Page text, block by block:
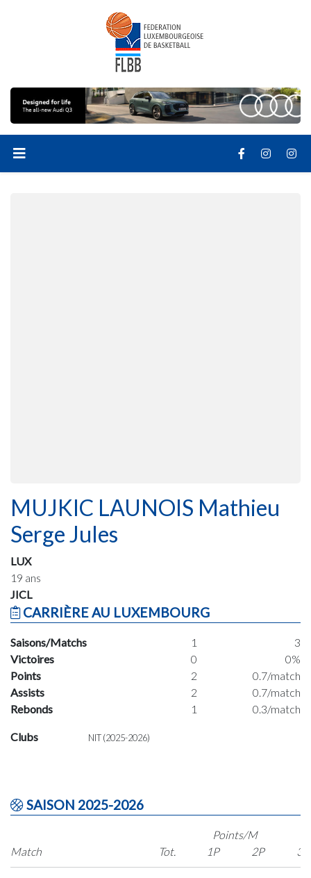
MUJKIC LAUNOIS Mathieu
Serge Jules
LUX
19 ans
JICL
CARRIÈRE AU LUXEMBOURG
Saisons/Matchs 1
3
Victoires
0
0%
Points
2
0.7/match
Assists
2
0.7/match
Rebonds
1 0.3/match
Clubs NIT (2025-2026)
SAISON 2025-2026
Match
Points/M
Tot.
1P 2P 3P